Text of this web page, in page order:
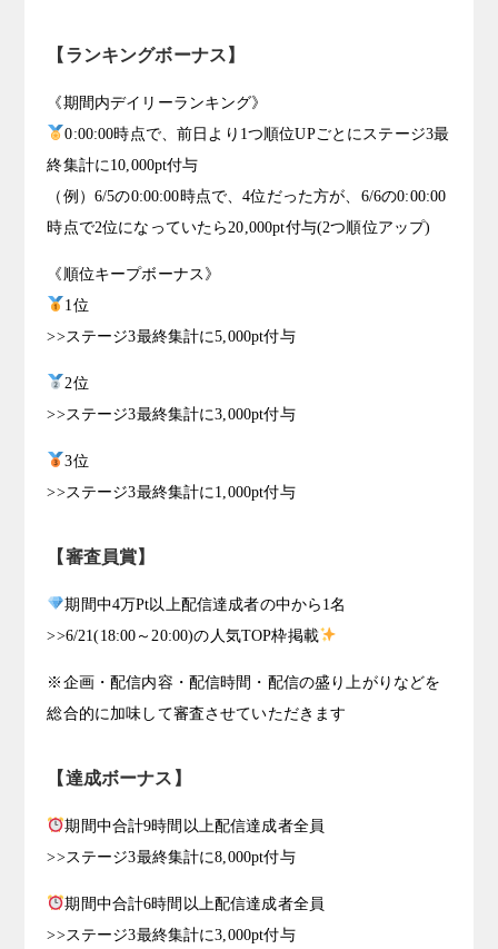
【ランキングボーナス】
《期間内デイリーランキング》
0:00:00時点で、前日より1つ順位UPごとにステージ3最
終集計に10,000pt付与
（例）6/5の0:00:00時点で、4位だった方が、6/6の0:00:00
時点で2位になっていたら20,000pt付与(2つ順位アップ)
《順位キープボーナス》
1位
>>ステージ3最終集計に5,000pt付与
2位
>>ステージ3最終集計に3,000pt付与
3位
>>ステージ3最終集計に1,000pt付与
【審査員賞】
期間中4万Pt以上配信達成者の中から1名
>>6/21(18:00～20:00)の人気TOP枠掲載
※企画・配信内容・配信時間・配信の盛り上がりなどを
総合的に加味して審査させていただきます
【達成ボーナス】
期間中合計9時間以上配信達成者全員
>>ステージ3最終集計に8,000pt付与
期間中合計6時間以上配信達成者全員
>>ステージ3最終集計に3,000pt付与